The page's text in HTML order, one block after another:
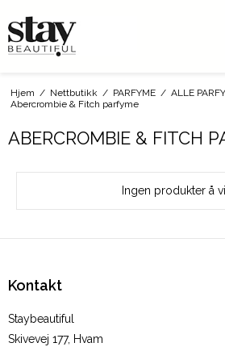
Hjem / Nettbutikk / PARFYME / ALLE
Abercrombie & Fitch parfyme
ABERCROMBIE & FITCH
Ingen produkter å
Kontakt
Staybeautiful
Skivevej 177, Hvam